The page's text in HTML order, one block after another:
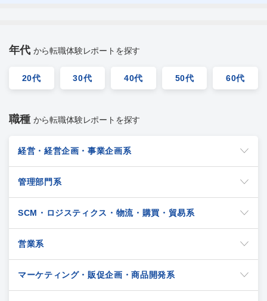
年代 から転職体験レポートを探す
20代 30代 40代 50代 60代
職種 から転職体験レポートを探す
経営・経営企画・事業企画系
管理部門系
SCM・ロジスティクス・物流・購買・貿易系
営業系
マーケティング・販促企画・商品開発系